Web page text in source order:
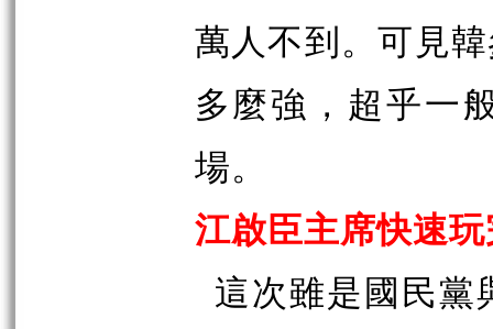
萬人不到。可見
多麼強，超乎一
場。
江啟臣主席快速
這次雖是國民黨